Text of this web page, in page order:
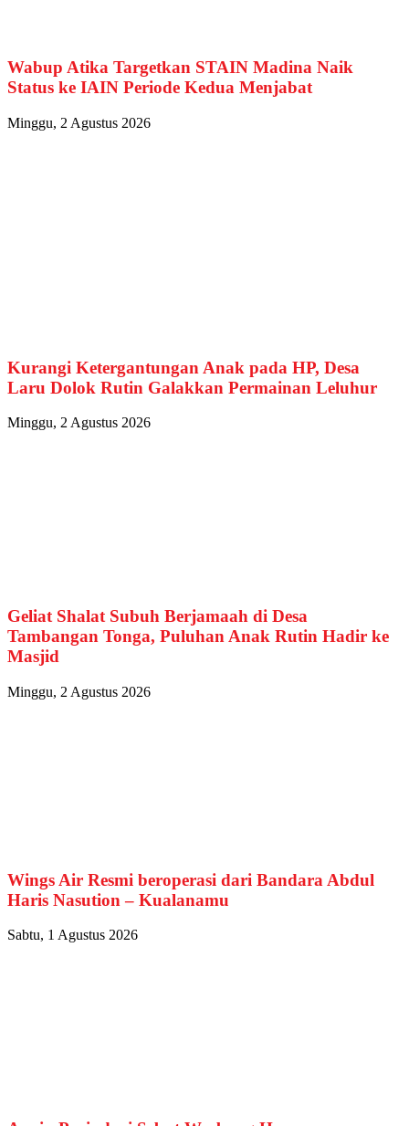
Wabup Atika Targetkan STAIN Madina Naik
Status ke IAIN Periode Kedua Menjabat
Minggu, 2 Agustus 2026
Kurangi Ketergantungan Anak pada HP, Desa
Laru Dolok Rutin Galakkan Permainan Leluhur
Minggu, 2 Agustus 2026
Geliat Shalat Subuh Berjamaah di Desa
Tambangan Tonga, Puluhan Anak Rutin Hadir ke
Masjid
Minggu, 2 Agustus 2026
Wings Air Resmi beroperasi dari Bandara Abdul
Haris Nasution – Kualanamu
Sabtu, 1 Agustus 2026